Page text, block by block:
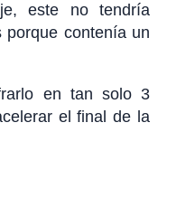
este no tendría
porque contenía un
en tan solo 3
el final de la